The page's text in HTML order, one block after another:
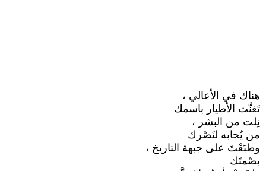
هناك في الأعالي ،
تَغنَّت الأطيار باسمك
نِلت من البشر ،
من يُجابه لنَصْرك
وطبَعْتَ على جبهة التاريخ ،
بصْمتَك